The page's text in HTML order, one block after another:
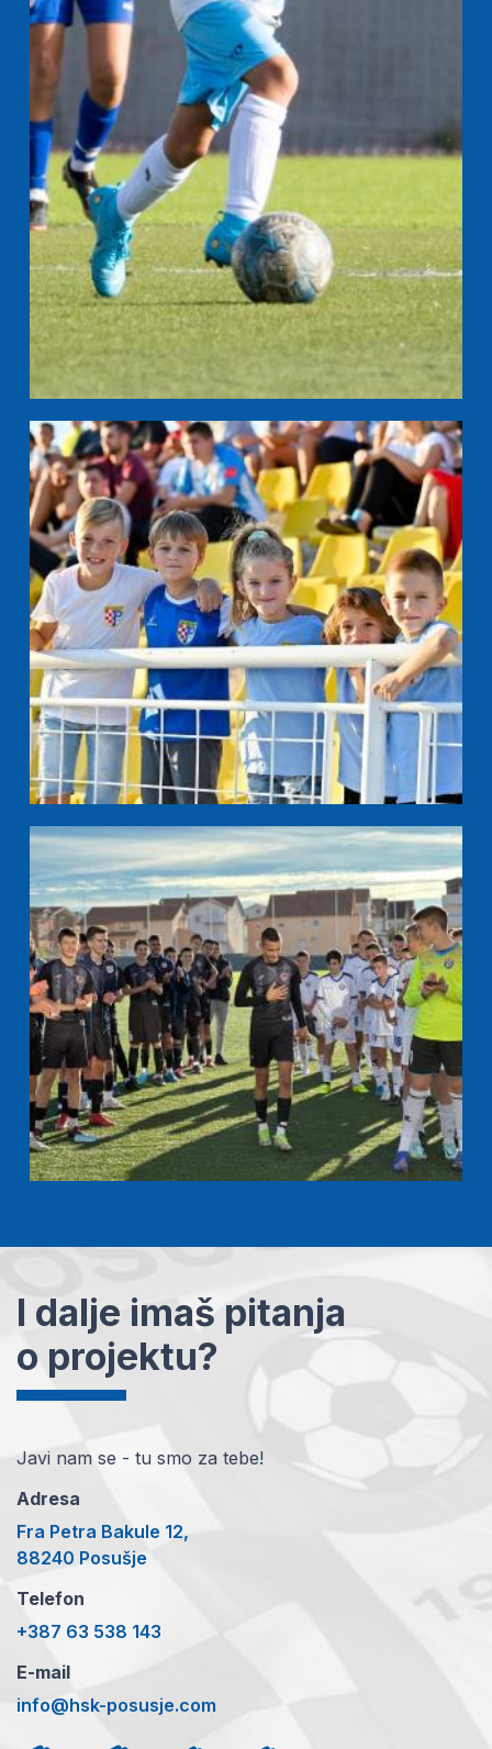
I dalje imaš pitanja
o projektu?
Javi nam se - tu smo za tebe!
Adresa
Fra Petra Bakule 12,
88240 Posušje
Telefon
+387 63 538 143
E-mail
info@hsk-posusje.com